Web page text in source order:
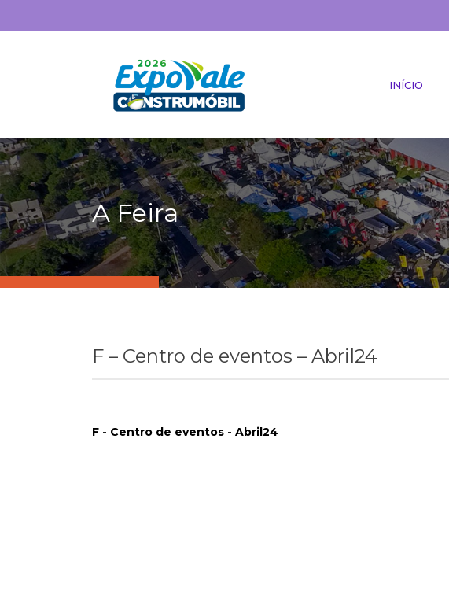
INÍCIO
A Feira
F – Centro de eventos – Abril24
F - Centro de eventos - Abril24